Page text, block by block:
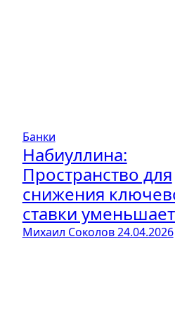
Банки
Набиуллина:
Пространство для
снижения
ставки
Михаил Соколов24.04.2026